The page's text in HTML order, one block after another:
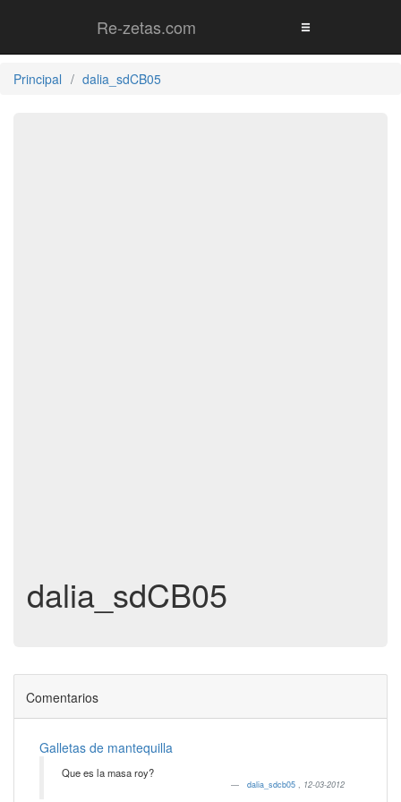
Re-zetas.com
Principal dalia_sdCB05
dalia_sdCB05
Comentarios
Galletas de mantequilla
Que es la masa roy?
dalia_sdcb05 , 12-03-2012